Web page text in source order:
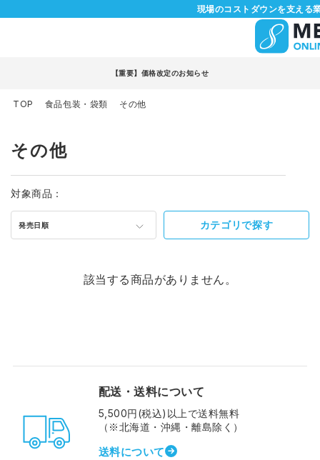
現場のコストダウンを支える
【重要】価格改定のお知らせ
TOP 食品包装・袋類 その他
その他
対象商品：
発売日順 カテゴリで探す
該当する商品がありません。
配送・送料について
5,500円(税込)以上で送料無料
（※北海道・沖縄・離島除く）
送料について